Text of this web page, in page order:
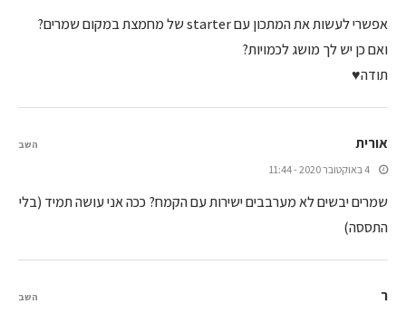
אפשרי לעשות את המתכון עם starter של מחמצת במקום שמרים?
ואם כן יש לך מושג לכמויות?
תודה♥️
אורית
4 באוקטובר 2020 - 11:44
שמרים יבשים לא מערבבים ישירות עם הקמח? ככה אני עושה תמיד (בלי
התססה)
השב
ר השב